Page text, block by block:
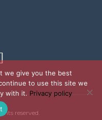
reserved.
we give you the best
to use this site we
with it. Privacy policy